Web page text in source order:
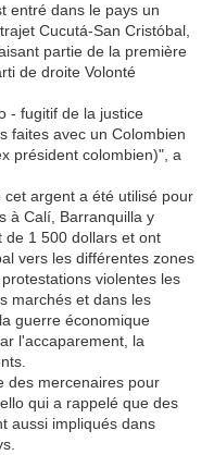
entré dans le pays un
Cucutá-San Cristóbal,
partie de la première
de droite Volonté
- fugitif de la justice
faites avec un Colombien
président colombien)", a
argent a été utilisé pour
à Calí, Barranquilla y
de 1 500 dollars et ont
vers les différentes zones
violentes les
marchés et dans les
guerre économique
l'accaparement, la
des mercenaires pour
qui a rappelé que des
aussi impliqués dans